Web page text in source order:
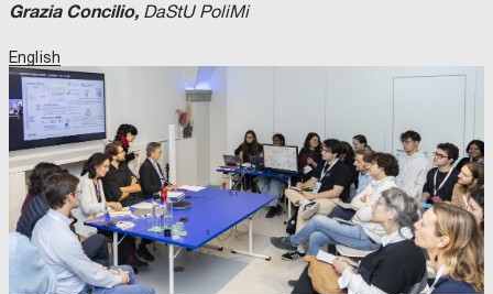
Grazia Concilio, DaStU PoliMi
English